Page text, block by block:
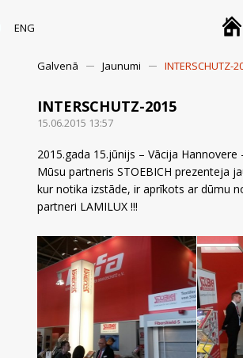
ENG
Galvenā Jaunumi INTERSCHUTZ-
INTERSCHUTZ-2015
15.06.2015 13:57
2015.gada 15.jūnijs – Vācija
Mūsu partneris STOEBICH prezenteja
kur notika izstāde, ir aprīkots ar dūmu
partneri LAMILUX !!!